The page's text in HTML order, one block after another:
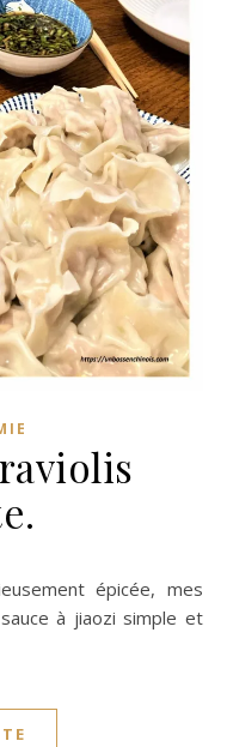
à jiaozi simple et